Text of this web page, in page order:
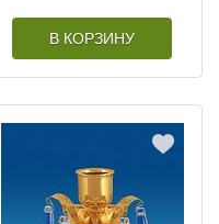
В КОРЗИНУ